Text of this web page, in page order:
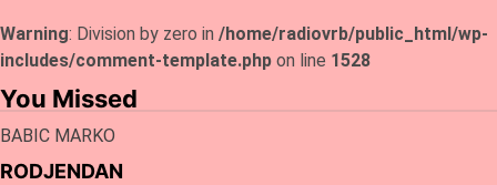
Warning: Division by zero in /home/radiovrb/public_html/wp-
includes/comment-template.php on line 1528
You Missed
BABIC MARKO
RODJENDAN